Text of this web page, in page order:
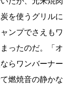
を使うグリルに
ンプでさえもワ
ったのだ。「オ
らワンバーナー
燃焼音の静かな